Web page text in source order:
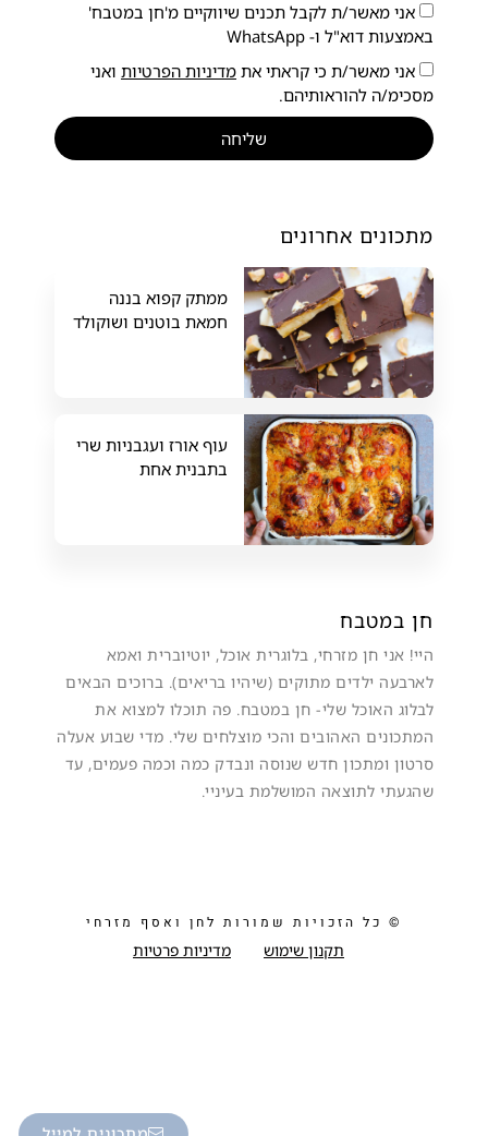
חן במטבח
היי! אני חן מזרחי, בלוגרית אוכל, יוטיוברית ואמא
לארבעה ילדים מתוקים (שיהיו בריאים). ברוכים הבאים
לבלוג האוכל שלי- חן במטבח. פה תוכלו למצוא את
המתכונים האהובים והכי מוצלחים שלי. מדי שבוע אעלה
סרטון ומתכון חדש שנוסה ונבדק כמה וכמה פעמים, עד
שהגעתי לתוצאה המושלמת בעיניי.
מתכונים אחרונים
ממתק קפוא בננה
חמאת בוטנים ושוקולד
עוף אורז ועגבניות שרי
בתבנית אחת
אני מאשר/ת לקבל תכנים שיווקיים מ'חן במטבח'
באמצעות דוא"ל ו- WhatsApp
אני מאשר/ת כי קראתי את מדיניות הפרטיות ואני
מסכימ/ה להוראותיהם.
שליחה
© כל הזכויות שמורות לחן ואסף מזרחי
תקנון שימוש מדיניות פרטיות